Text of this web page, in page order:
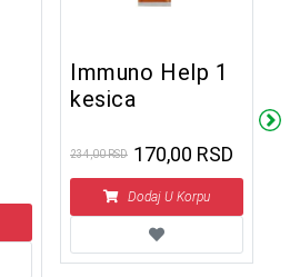
Immuno Help 1
kesica
234,00 RSD 170,00 RSD
Dodaj U Korpu